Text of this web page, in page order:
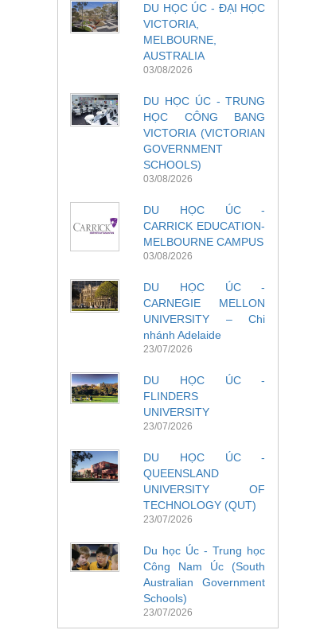
DU HỌC ÚC - ĐẠI HỌC
VICTORIA,
MELBOURNE,
AUSTRALIA
03/08/2026
DU HỌC ÚC - TRUNG
HỌC CÔNG BANG
VICTORIA (VICTORIAN
GOVERNMENT
SCHOOLS)
03/08/2026
DU HỌC ÚC -
CARRICK EDUCATION-
MELBOURNE CAMPUS
03/08/2026
DU HỌC ÚC -
CARNEGIE MELLON
UNIVERSITY – Chi
nhánh Adelaide
23/07/2026
DU HỌC ÚC -
FLINDERS
UNIVERSITY
23/07/2026
DU HỌC ÚC -
QUEENSLAND
UNIVERSITY OF
TECHNOLOGY (QUT)
23/07/2026
Du học Úc - Trung học
Công Nam Úc (South
Australian Government
Schools)
23/07/2026